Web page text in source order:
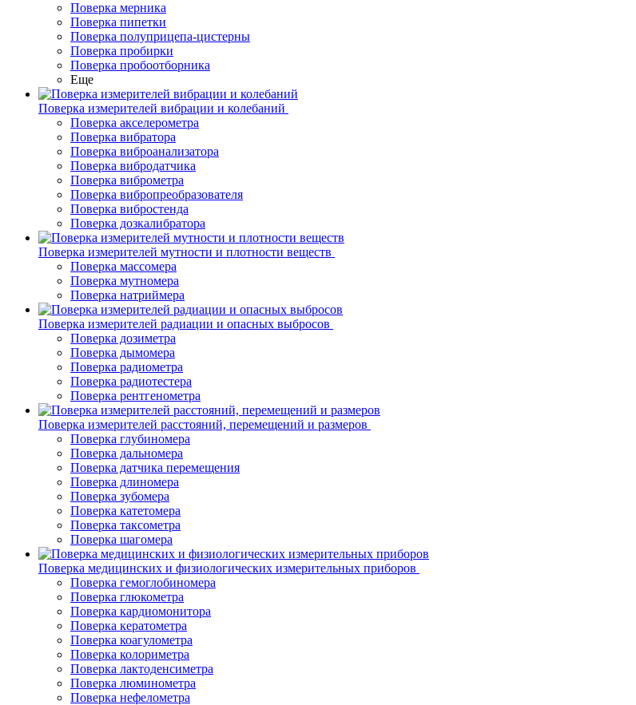
Поверка мерника
Поверка пипетки
Поверка полуприцепа-цистерны
Поверка пробирки
Поверка пробоотборника
Еще
Поверка измерителей вибрации и колебаний
Поверка акселерометра
Поверка вибратора
Поверка виброанализатора
Поверка вибродатчика
Поверка виброметра
Поверка вибропреобразователя
Поверка вибростенда
Поверка дозкалибратора
Поверка измерителей мутности и плотности веществ
Поверка массомера
Поверка мутномера
Поверка натриймера
Поверка измерителей радиации и опасных выбросов
Поверка дозиметра
Поверка дымомера
Поверка радиометра
Поверка радиотестера
Поверка рентгенометра
Поверка измерителей расстояний, перемещений и размеров
Поверка глубиномера
Поверка дальномера
Поверка датчика перемещения
Поверка длиномера
Поверка зубомера
Поверка катетомера
Поверка таксометра
Поверка шагомера
Поверка медицинских и физиологических измерительных приборов
Поверка гемоглобиномера
Поверка глюкометра
Поверка кардиомонитора
Поверка кератометра
Поверка коагулометра
Поверка колориметра
Поверка лактоденсиметра
Поверка люминометра
Поверка нефелометра